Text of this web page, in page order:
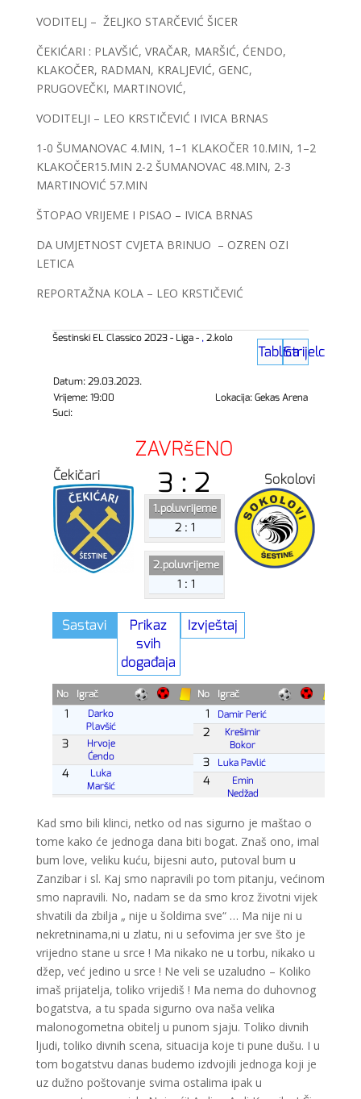
VODITELJ – ŽELJKO STARČEVIĆ ŠICER
ČEKIĆARI : PLAVŠIĆ, VRAČAR, MARŠIĆ, ĆENDO,
KLAKOČER, RADMAN, KRALJEVIĆ, GENC,
PRUGOVEČKI, MARTINOVIĆ,
VODITELJI – LEO KRSTIČEVIĆ I IVICA BRNAS
1-0 ŠUMANOVAC 4.MIN, 1–1 KLAKOČER 10.MIN, 1–2
KLAKOČER15.MIN 2-2 ŠUMANOVAC 48.MIN, 2-3
MARTINOVIĆ 57.MIN
ŠTOPAO VRIJEME I PISAO – IVICA BRNAS
DA UMJETNOST CVJETA BRINUO – OZREN OZI
LETICA
REPORTAŽNA KOLA – LEO KRSTIČEVIĆ
Kad smo bili klinci, netko od nas sigurno je maštao o
tome kako će jednoga dana biti bogat. Znaš ono, imal
bum love, veliku kuću, bijesni auto, putoval bum u
Zanzibar i sl. Kaj smo napravili po tom pitanju, većinom
smo napravili. No, nadam se da smo kroz životni vijek
shvatili da zbilja „ nije u šoldima sve“ … Ma nije ni u
nekretninama,ni u zlatu, ni u sefovima jer sve što je
vrijedno stane u srce ! Ma nikako ne u torbu, nikako u
džep, već jedino u srce ! Ne veli se uzaludno – Koliko
imaš prijatelja, toliko vrijediš ! Ma nema do duhovnog
bogatstva, a tu spada sigurno ova naša velika
malonogometna obitelj u punom sjaju. Toliko divnih
ljudi, toliko divnih scena, situacija koje ti pune dušu. I u
tom bogatstvu danas budemo izdvojili jednoga koji je
uz dužno poštovanje svima ostalima ipak u